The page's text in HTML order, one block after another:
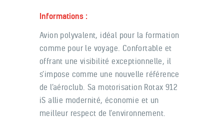
Informations :
Avion polyvalent, idéal pour la formation
comme pour le voyage. Confortable et
offrant une visibilité exceptionnelle, il
s’impose comme une nouvelle référence
de l’aéroclub. Sa motorisation Rotax 912
iS allie modernité, économie et un
meilleur respect de l’environnement.